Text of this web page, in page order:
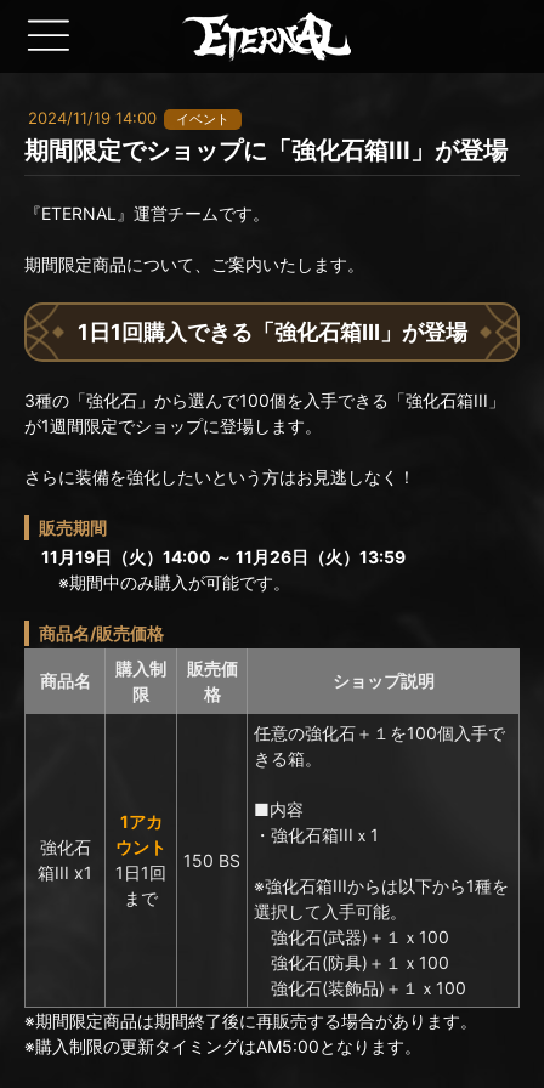
2024/11/19 14:00 イベント
期間限定でショップに「強化石箱III」が登場
『ETERNAL』運営チームです。
期間限定商品について、ご案内いたします。
1日1回購入できる「強化石箱III」が登場
3種の「強化石」から選んで100個を入手できる「強化石箱III」
が1週間限定でショップに登場します。
さらに装備を強化したいという方はお見逃しなく！
販売期間
11月19日（火）14:00 ～ 11月26日（火）13:59
※期間中のみ購入が可能です。
商品名/販売価格
商品名
購入制
限
販売価
格
ショップ説明
強化石
箱III x1
1アカ
ウント
1日1回
まで
150 BS
任意の強化石＋１を100個入手で
きる箱。
■内容
・強化石箱IIIｘ1
※強化石箱IIIからは以下から1種を
選択して入手可能。
強化石(武器)＋１ｘ100
強化石(防具)＋１ｘ100
強化石(装飾品)＋１ｘ100
※期間限定商品は期間終了後に再販売する場合があります。
※購入制限の更新タイミングはAM5:00となります。